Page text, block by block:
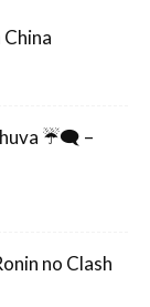
☔🗨️ –
no Clash